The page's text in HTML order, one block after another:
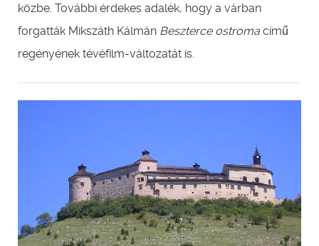
közbe. További érdekes adalék, hogy a várban
forgatták Mikszáth Kálmán Beszterce ostroma című
regényének tévéfilm-változatát is.